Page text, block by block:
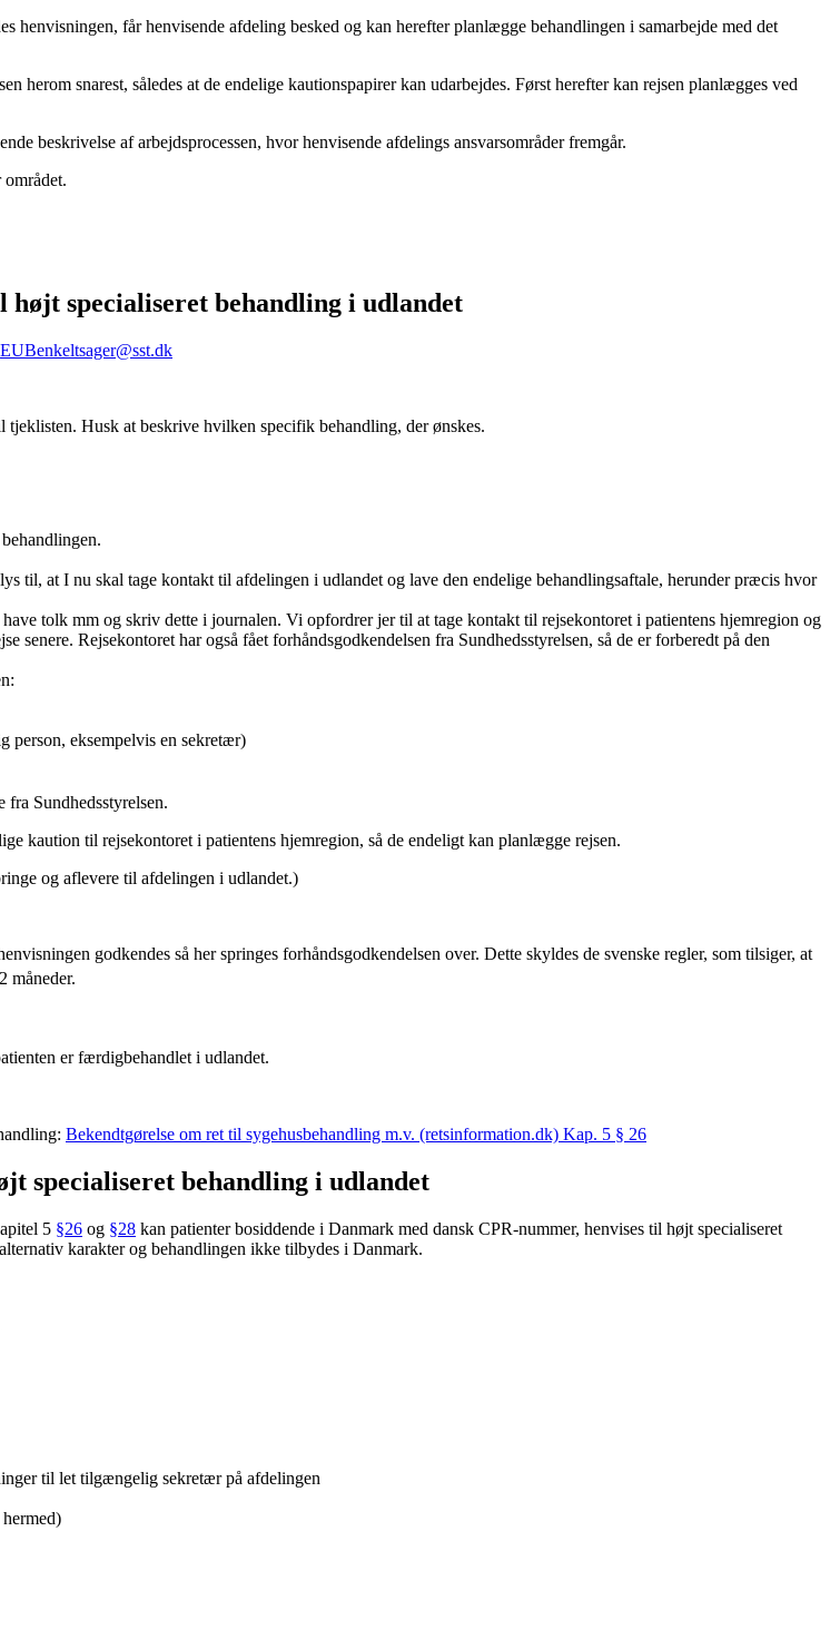
henvisningen, får henvisende afdeling besked og kan herefter planlægge behandlingen i samarbejde med det
herom snarest, således at de endelige kautionspapirer kan udarbejdes. Først herefter kan rejsen planlægges ved
beskrivelse af arbejdsprocessen, hvor henvisende afdelings ansvarsområder fremgår.
specialiseret behandling i udlandet
EUBenkeltsager@sst.dk
Husk at beskrive hvilken specifik behandling, der ønskes.
til, at I nu skal tage kontakt til afdelingen i udlandet og lave den endelige behandlingsaftale, herunder præcis hvor
tolk mm og skriv dette i journalen. Vi opfordrer jer til at tage kontakt til rejsekontoret i patientens hjemregion og
Rejsekontoret har også fået forhåndsgodkendelsen fra Sundhedsstyrelsen, så de er forberedt på den
person, eksempelvis en sekretær)
Sundhedsstyrelsen.
kaution til rejsekontoret i patientens hjemregion, så de endeligt kan planlægge rejsen.
og aflevere til afdelingen i udlandet.)
godkendes så her springes forhåndsgodkendelsen over. Dette skyldes de svenske regler, som tilsiger, at
måneder.
er færdigbehandlet i udlandet.
Bekendtgørelse om ret til sygehusbehandling m.v. (retsinformation.dk) Kap. 5 § 26
specialiseret behandling i udlandet
5 §26 og §28 kan patienter bosiddende i Danmark med dansk CPR-nummer, henvises til højt specialiseret
karakter og behandlingen ikke tilbydes i Danmark.
til let tilgængelig sekretær på afdelingen